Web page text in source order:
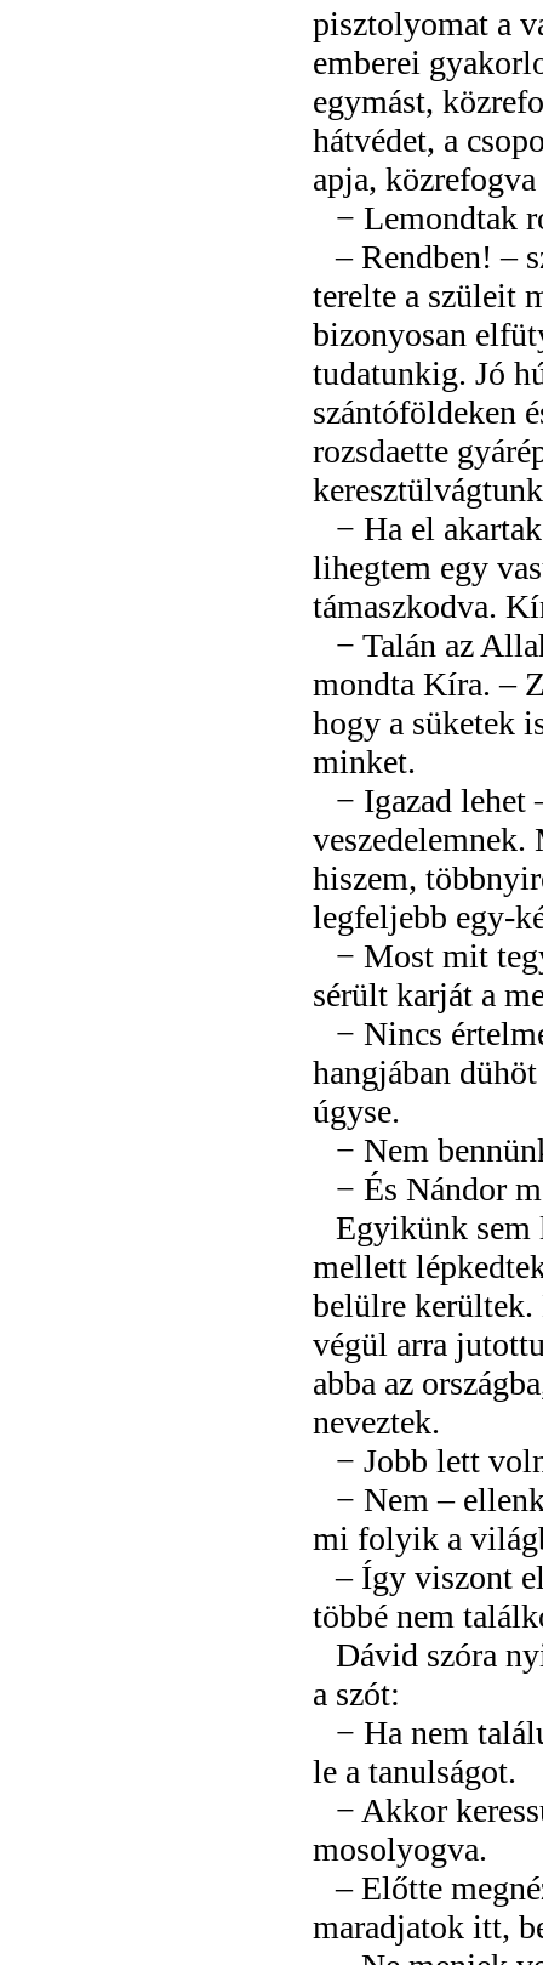
pisztolyomat a
emberei
egymást,
hátvédet, a
apja,
− Lemondtak
– Rendben! –
terelte a szüleit
bizonyosan
tudatunkig. Jó
szántóföldeken
rozsdaette
− Ha el
lihegtem egy
támaszkodva.
− Talán az
mondta Kíra. –
hogy a süketek
minket.
− Igazad
hiszem,
legfeljebb egy-
− Most mit
sérült karját a
− Nincs
hangjában
úgyse.
− Nem
− És Nándor
Egyikünk sem
mellett
belülre
végül arra
abba az
neveztek.
− Jobb lett
− Nem –
mi folyik a
– Így viszont
többé nem
Dávid szóra
a szót:
− Ha nem
le a tanulságot.
− Akkor
mosolyogva.
– Előtte
maradjatok itt,